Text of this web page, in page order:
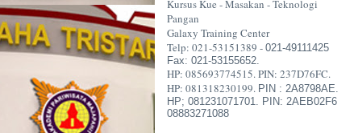
Kursus Kue - Masakan - Teknologi
Pangan
Galaxy Training Center
Telp: 021-53151389 - 021-49111425
Fax: 021-53155652.
HP: 085693774515. PIN: 237D76FC.
HP: 081318230199. PIN : 2A8798AE.
HP; 081231071701. PIN: 2AEB02F6
08883271088